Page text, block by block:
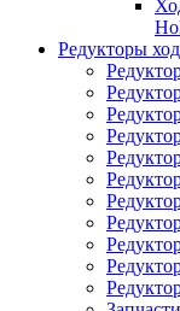
Редукторы